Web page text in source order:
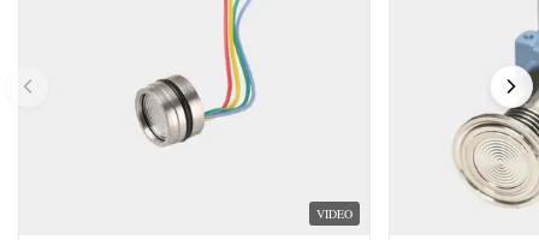
VIDEO